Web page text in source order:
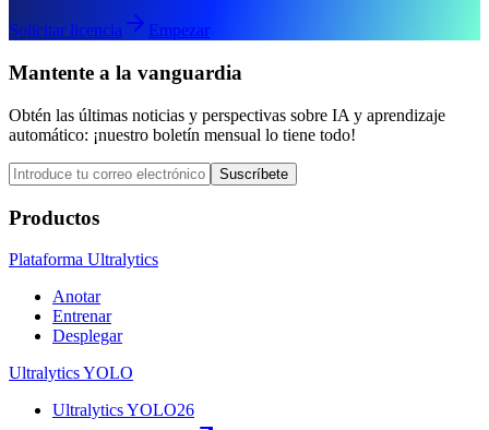
Solicitar licencia Empezar
Mantente a la vanguardia
Obtén las últimas noticias y perspectivas sobre IA y aprendizaje
automático: ¡nuestro boletín mensual lo tiene todo!
Suscríbete
Productos
Plataforma Ultralytics
Anotar
Entrenar
Desplegar
Ultralytics YOLO
Ultralytics YOLO26